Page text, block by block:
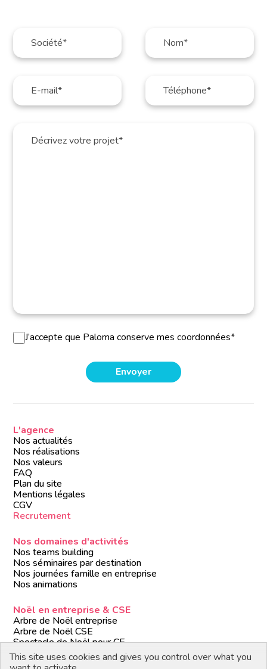
J’accepte que Paloma conserve mes coordonnées*
L'agence
Nos actualités
Nos réalisations
Nos valeurs
FAQ
Plan du site
Mentions légales
CGV
Recrutement
Nos domaines d'activités
Nos teams building
Nos séminaires par destination
Nos journées famille en entreprise
Nos animations
Noël en entreprise & CSE
Arbre de Noël entreprise
Arbre de Noël CSE
Spectacle de Noël pour CE
Animations de Noël entreprise
Formules de Noël clé en main
This site uses cookies and gives you control over what you